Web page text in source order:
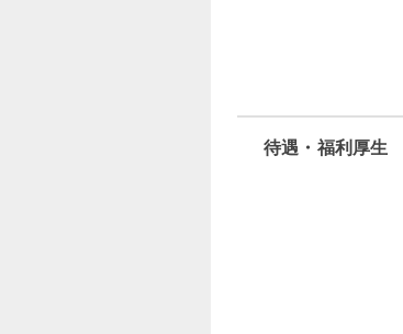
待遇・福利厚生